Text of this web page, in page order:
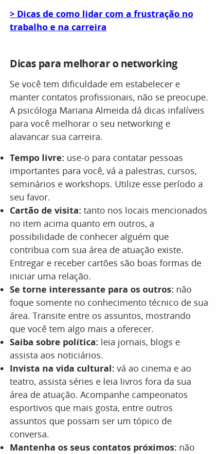
> Dicas de como lidar com a frustração no
trabalho e na carreira
Dicas para melhorar o networking
Se você tem dificuldade em estabelecer e
manter contatos profissionais, não se preocupe.
A psicóloga Mariana Almeida dá dicas infalíveis
para você melhorar o seu networking e
alavancar sua carreira.
Tempo livre: use-o para contatar pessoas
importantes para você, vá a palestras, cursos,
seminários e workshops. Utilize esse período a
seu favor.
Cartão de visita: tanto nos locais mencionados
no item acima quanto em outros, a
possibilidade de conhecer alguém que
contribua com sua área de atuação existe.
Entregar e receber cartões são boas formas de
iniciar uma relação.
Se torne interessante para os outros: não
foque somente no conhecimento técnico de sua
área. Transite entre os assuntos, mostrando
que você tem algo mais a oferecer.
Saiba sobre política: leia jornais, blogs e
assista aos noticiários.
Invista na vida cultural: vá ao cinema e ao
teatro, assista séries e leia livros fora da sua
área de atuação. Acompanhe campeonatos
esportivos que mais gosta, entre outros
assuntos que possam ser um tópico de
conversa.
Mantenha os seus contatos próximos: não